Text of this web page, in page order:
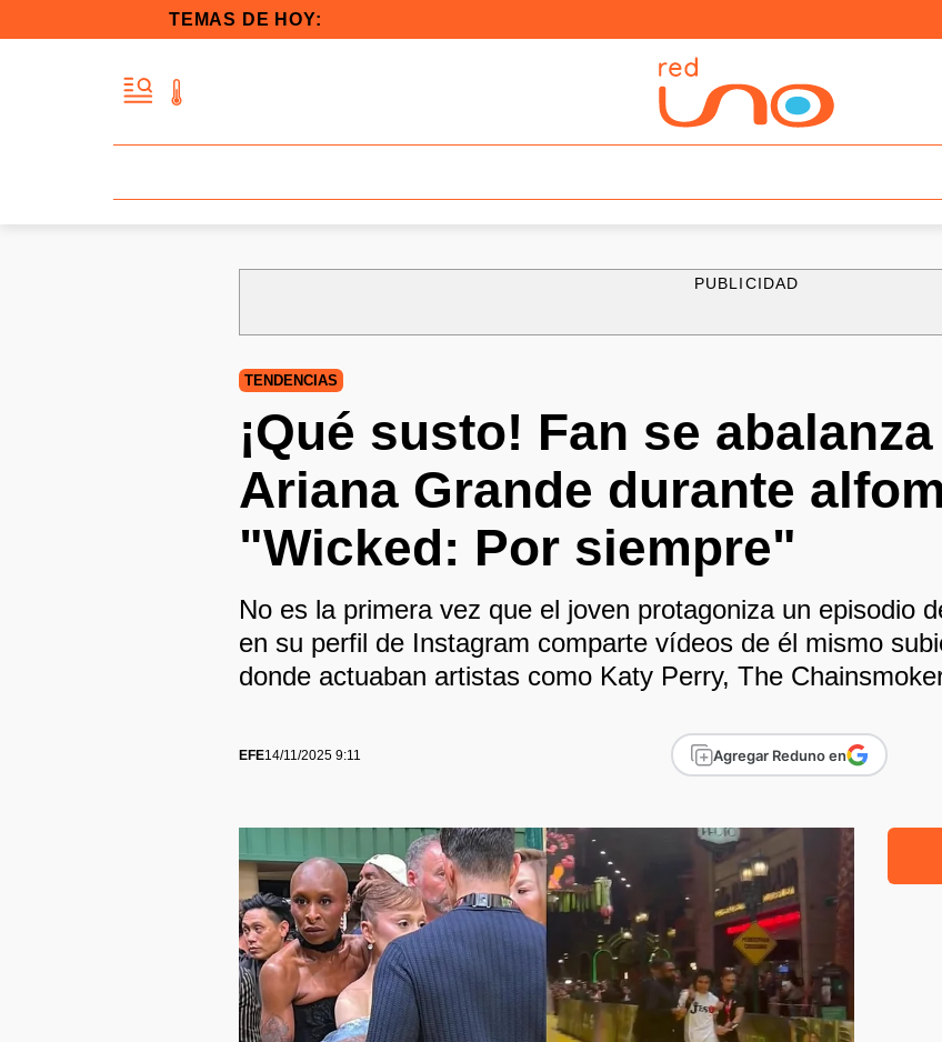
TEMAS DE HOY:
PUBLICIDAD
TENDENCIAS
¡Qué susto! Fan se
Ariana Grande durante
"Wicked: Por siempre"
No es la primera vez que el joven protagoniza un episodio
en su perfil de Instagram comparte vídeos de él mismo
donde actuaban artistas como Katy Perry, The
EFE14/11/2025 9:11 Agregar Reduno en